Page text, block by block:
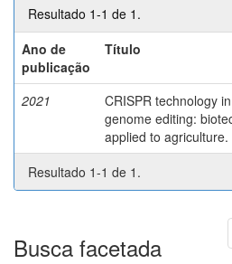
Resultado 1-1 de 1.
Ano de
publicação
Título
2021
CRISPR technology
genome editing:
applied to agriculture.
Resultado 1-1 de 1.
Busca facetada